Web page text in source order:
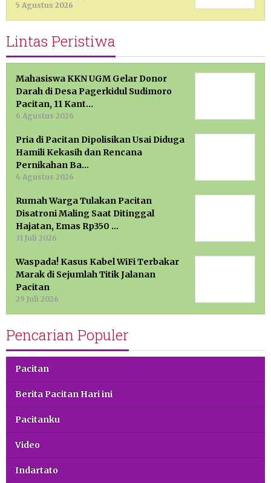
5 Agustus 2026
Lintas Peristiwa
Mahasiswa KKN UGM Gelar Donor
Darah di Desa Pagerkidul Sudimoro
Pacitan, 11 Kant…
6 Agustus 2026
Pria di Pacitan Dipolisikan Usai Diduga
Hamili Kekasih dan Rencana
Pernikahan Ba…
4 Agustus 2026
Rumah Warga Tulakan Pacitan
Disatroni Maling Saat Ditinggal
Hajatan, Emas Rp350 …
31 Juli 2026
Waspada! Kasus Kabel WiFi Terbakar
Marak di Sejumlah Titik Jalanan
Pacitan
29 Juli 2026
Pencarian Populer
Pacitan
Berita Pacitan Hari ini
Pacitanku
Video
Indartato